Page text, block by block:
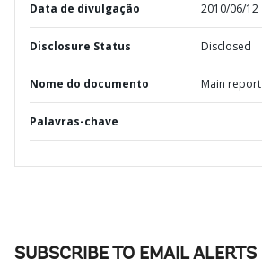
Data de divulgação 2010/06/12
Disclosure Status Disclosed
Nome do documento Main report
Palavras-chave
SUBSCRIBE TO EMAIL ALERTS